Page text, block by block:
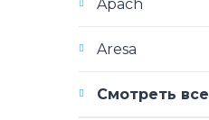
Apach
Aresa
Смотреть все